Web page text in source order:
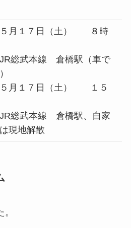
１７日（土） ８時
武本線 倉橋駅（車で
）
１７日（土） １５
武本線 倉橋駅、自家
現地解散